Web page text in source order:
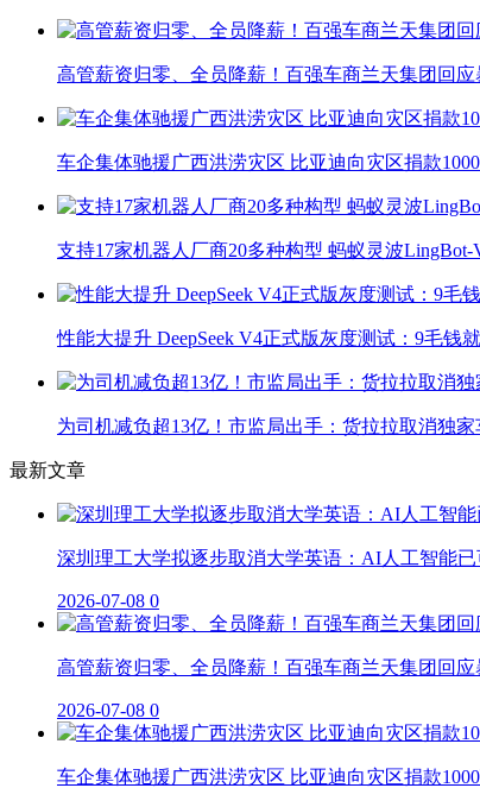
高管薪资归零、全员降薪！百强车商兰天集团回
车企集体驰援广西洪涝灾区 比亚迪向灾区捐款
支持17家机器人厂商20多种构型 蚂蚁灵波
性能大提升 DeepSeek V4正式版灰度测试：9毛钱
为司机减负超13亿！市监局出手：货拉拉取消独
最新文章
深圳理工大学拟逐步取消大学英语：AI人工智能
2026-07-08 0
高管薪资归零、全员降薪！百强车商兰天集团回应
2026-07-08 0
车企集体驰援广西洪涝灾区 比亚迪向灾区捐款